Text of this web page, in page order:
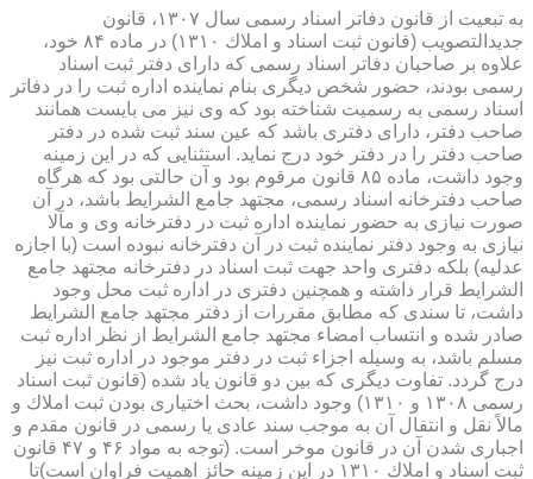
به تبعیت از قانون دفاتر اسناد رسمی سال ۱۳۰۷، قانون
جدیدالتصویب (قانون ثبت اسناد و املاك ۱۳۱۰) در ماده ۸۴ خود،
علاوه بر صاحبان دفاتر اسناد رسمی كه دارای دفتر ثبت اسناد
رسمی بودند، حضور شخص دیگری بنام نماینده اداره ثبت را در دفاتر
اسناد رسمی به رسمیت شناخته بود كه وی نیز می بایست همانند
صاحب دفتر، دارای دفتری باشد كه عین سند ثبت شده در دفتر
صاحب دفتر را در دفتر خود درج نماید. استثنایی كه در این زمینه
وجود داشت، ماده ۸۵ قانون مرقوم بود و آن حالتی بود كه هرگاه
صاحب دفترخانه اسناد رسمی، مجتهد جامع الشرایط باشد، در آن
صورت نیازی به حضور نماینده اداره ثبت در دفترخانه وی و مآلا
نیازی به وجود دفتر نماینده ثبت در آن دفترخانه نبوده است (با اجازه
عدلیه) بلكه دفتری واحد جهت ثبت اسناد در دفترخانه مجتهد جامع
الشرایط قرار داشته و همچنین دفتری در اداره ثبت محل وجود
داشت، تا سندی كه مطابق مقررات از دفتر مجتهد جامع الشرایط
صادر شده و انتساب امضاء مجتهد جامع الشرایط از نظر اداره ثبت
مسلم باشد، به وسیله اجزاء ثبت در دفتر موجود در اداره ثبت نیز
درج گردد. تفاوت دیگری كه بین دو قانون یاد شده (قانون ثبت اسناد
رسمی ۱۳۰۸ و ۱۳۱۰) وجود داشت، بحث اختیاری بودن ثبت املاك و
مالاً نقل و انتقال آن به موجب سند عادی یا رسمی در قانون مقدم و
اجباری شدن آن در قانون موخر است. (توجه به مواد ۴۶ و ۴۷ قانون
ثبت اسناد و املاك ۱۳۱۰ در این زمینه حائز اهمیت فراوان است)تا